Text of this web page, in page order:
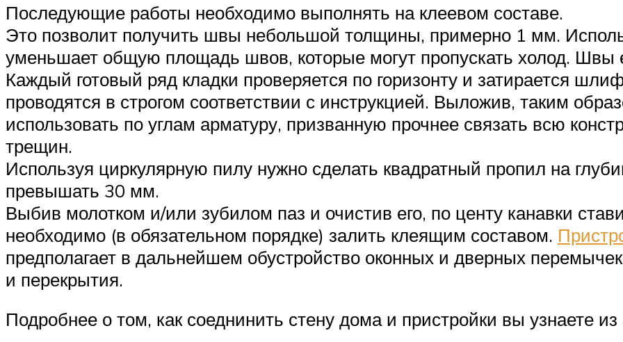
Последующие работы необходимо выполнять на клеевом составе.
Это позволит получить швы небольшой толщины, примерно 1 мм.
уменьшает общую площадь швов, которые могут пропускать холод. Швы
Каждый готовый ряд кладки проверяется по горизонту и затирается
проводятся в строгом соответствии с инструкцией. Выложив, таким
использовать по углам арматуру, призванную прочнее связать всю
трещин.
Используя циркулярную пилу нужно сделать квадратный пропил на
превышать 30 мм.
Выбив молотком и/или зубилом паз и очистив его, по центу канавки
необходимо (в обязательном порядке) залить клеящим составом.
предполагает в дальнейшем обустройство оконных и дверных
и перекрытия.
Подробнее о том, как соеднинить стену дома и пристройки вы узнаете из